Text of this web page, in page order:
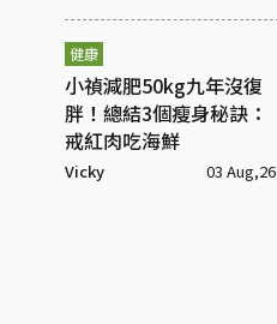
健康
小禎減肥50kg九年沒復
胖！總結3個瘦身秘訣：
戒紅肉吃海鮮
Vicky 03 Aug,26